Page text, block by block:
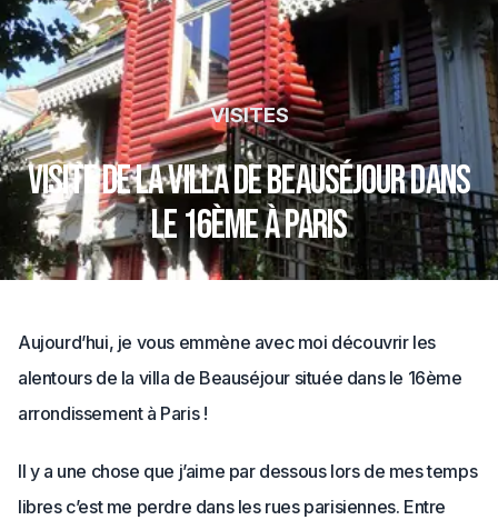
VISITES
Visite de la Villa de Beauséjour dans
le 16ème à Paris
Aujourd’hui, je vous emmène avec moi découvrir les
alentours de la villa de Beauséjour située dans le 16ème
arrondissement à Paris !
Il y a une chose que j’aime par dessous lors de mes temps
libres c’est me perdre dans les rues parisiennes. Entre